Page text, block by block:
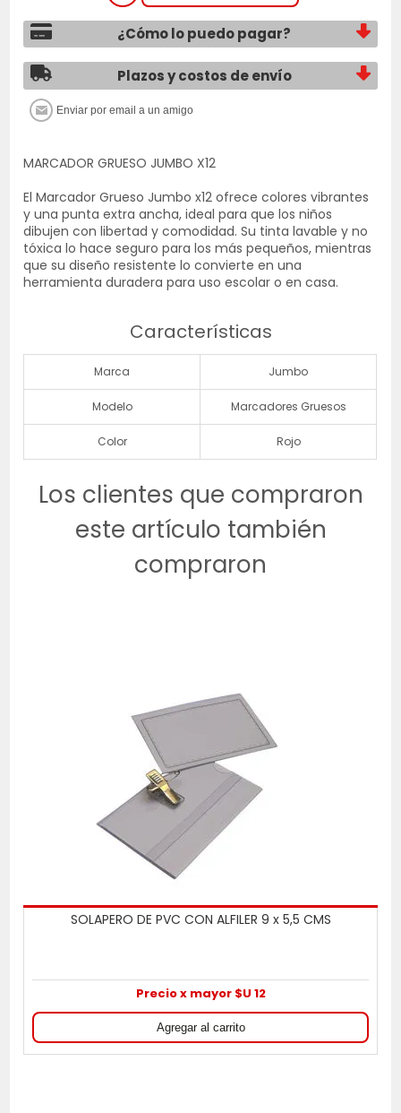
¿Cómo lo puedo pagar?
Plazos y costos de envío
MARCADOR GRUESO JUMBO X12
El Marcador Grueso Jumbo x12 ofrece colores vibrantes
y una punta extra ancha, ideal para que los niños
dibujen con libertad y comodidad. Su tinta lavable y no
tóxica lo hace seguro para los más pequeños, mientras
que su diseño resistente lo convierte en una
herramienta duradera para uso escolar o en casa.
Características
Marca Jumbo
Modelo Marcadores Gruesos
Color Rojo
Los clientes que compraron
este artículo también
compraron
SOLAPERO DE PVC CON ALFILER 9 x 5,5 CMS
Precio x mayor $U 12